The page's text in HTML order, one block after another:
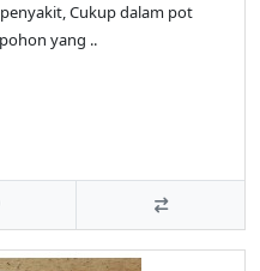
Cukup dalam pot
yang ..